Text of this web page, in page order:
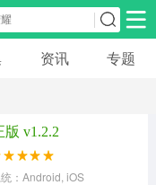
安卓游戏
资讯 专题
v1.2.2
：Android, iOS